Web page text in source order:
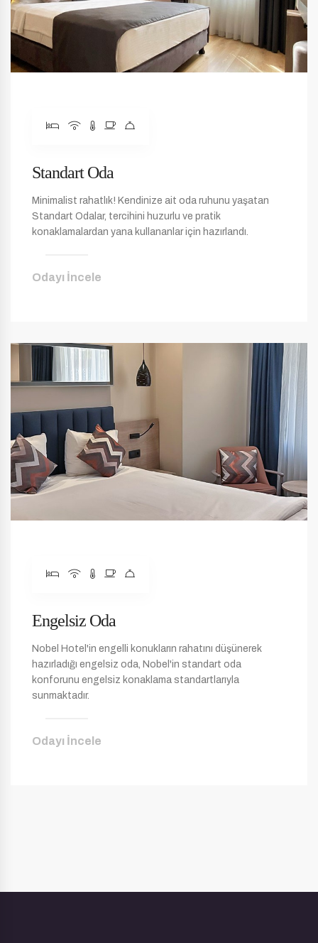
Standart Oda
Minimalist rahatlık! Kendinize ait oda ruhunu yaşatan
Standart Odalar, tercihini huzurlu ve pratik
konaklamalardan yana kullananlar için hazırlandı.
Odayı İncele
Engelsiz Oda
Nobel Hotel'in engelli konukların rahatını düşünerek
hazırladığı engelsiz oda, Nobel'in standart oda
konforunu engelsiz konaklama standartlarıyla
sunmaktadır.
Odayı İncele